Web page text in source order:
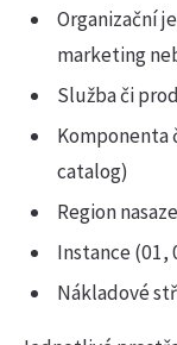
Organizační
marketing
Služba či
Komponenta
catalog)
Region
Instance (01,
Nákladové